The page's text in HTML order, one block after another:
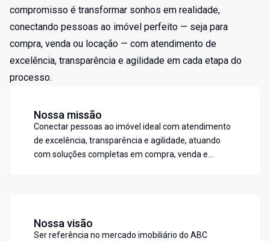
compromisso é transformar sonhos em realidade,
conectando pessoas ao imóvel perfeito — seja para
compra, venda ou locação — com atendimento de
excelência, transparência e agilidade em cada etapa do
processo.
Nossa missão
Conectar pessoas ao imóvel ideal com atendimento
de excelência, transparência e agilidade, atuando
com soluções completas em compra, venda e
Nossa visão
Ser referência no mercado imobiliário do ABC